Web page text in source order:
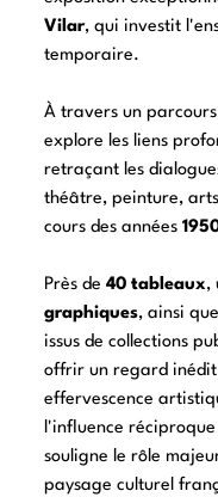
Vilar, qui investit
temporaire.
À travers un
explore les liens
retraçant les
théâtre, peinture,
cours des années
Près de 40 tableaux,
graphiques, ainsi
issus de collections
offrir un regard
effervescence
l'influence
souligne le rôle
paysage culturel